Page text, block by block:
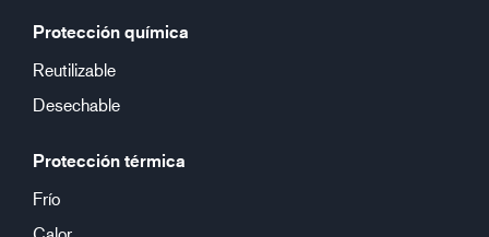
Protección química
Reutilizable
Desechable
Protección térmica
Frío